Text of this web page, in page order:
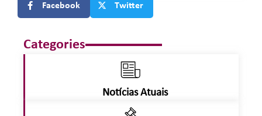
Facebook Twitter
Categories
Notícias Atuais